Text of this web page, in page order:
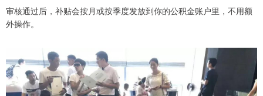
审核通过后，补贴会按月或按季度发放到你的公积金账户里，不用额
外操作。